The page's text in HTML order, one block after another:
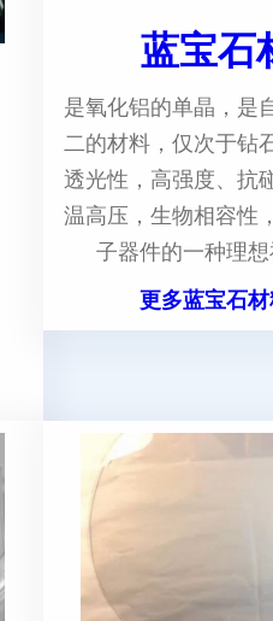
蓝宝石
是氧化铝的单晶，是
二的材料，仅次于钻
透光性，高强度、抗
温高压，生物相容性
子器件的一种理想
更多蓝宝石